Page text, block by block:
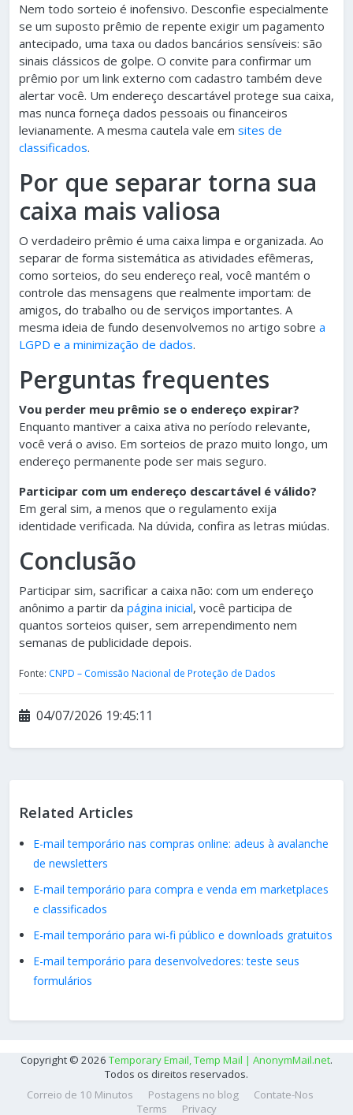
Nem todo sorteio é inofensivo. Desconfie especialmente
se um suposto prêmio de repente exigir um pagamento
antecipado, uma taxa ou dados bancários sensíveis: são
sinais clássicos de golpe. O convite para confirmar um
prêmio por um link externo com cadastro também deve
alertar você. Um endereço descartável protege sua caixa,
mas nunca forneça dados pessoais ou financeiros
levianamente. A mesma cautela vale em sites de
classificados.
Por que separar torna sua
caixa mais valiosa
O verdadeiro prêmio é uma caixa limpa e organizada. Ao
separar de forma sistemática as atividades efêmeras,
como sorteios, do seu endereço real, você mantém o
controle das mensagens que realmente importam: de
amigos, do trabalho ou de serviços importantes. A
mesma ideia de fundo desenvolvemos no artigo sobre a
LGPD e a minimização de dados.
Perguntas frequentes
Vou perder meu prêmio se o endereço expirar?
Enquanto mantiver a caixa ativa no período relevante,
você verá o aviso. Em sorteios de prazo muito longo, um
endereço permanente pode ser mais seguro.
Participar com um endereço descartável é válido?
Em geral sim, a menos que o regulamento exija
identidade verificada. Na dúvida, confira as letras miúdas.
Conclusão
Participar sim, sacrificar a caixa não: com um endereço
anônimo a partir da página inicial, você participa de
quantos sorteios quiser, sem arrependimento nem
semanas de publicidade depois.
Fonte: CNPD – Comissão Nacional de Proteção de Dados
04/07/2026 19:45:11
Related Articles
E-mail temporário nas compras online: adeus à avalanche
de newsletters
E-mail temporário para compra e venda em marketplaces
e classificados
E-mail temporário para wi-fi público e downloads gratuitos
E-mail temporário para desenvolvedores: teste seus
formulários
Copyright © 2026 Temporary Email, Temp Mail | AnonymMail.net.
Todos os direitos reservados.
Correio de 10 Minutos
Postagens no blog
Contate-Nos
Terms
Privacy